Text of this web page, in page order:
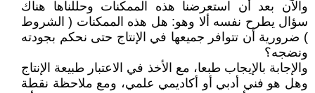
والآن بعد أن استعرضنا هذه الممكنات وحللناها هناك
سؤال يطرح نفسه ألا وهو: هل هذه الممكنات ( الشروط
) ضرورية أن تتوافر جميعها في الإنتاج حتى نحكم بجودته
ونضجه؟
والإجابة بالإيجاب طبعا، مع الأخذ في الاعتبار طبيعة الإنتاج
وهل هو فني أدبي أو أكاديمي علمي، ومع ملاحظة نقطة